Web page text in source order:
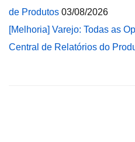
de Produtos 03/08/2026
[Melhoria] Varejo: Todas as
Central de Relatórios do